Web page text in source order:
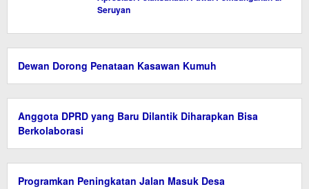
Seruyan
Dewan Dorong Penataan Kasawan Kumuh
Anggota DPRD yang Baru Dilantik Diharapkan Bisa
Berkolaborasi
Programkan Peningkatan Jalan Masuk Desa